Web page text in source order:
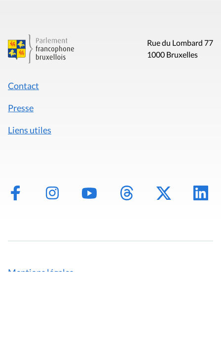
Rue du Lombard 77
1000 Bruxelles
Contact
Presse
Liens utiles
Mentions légales